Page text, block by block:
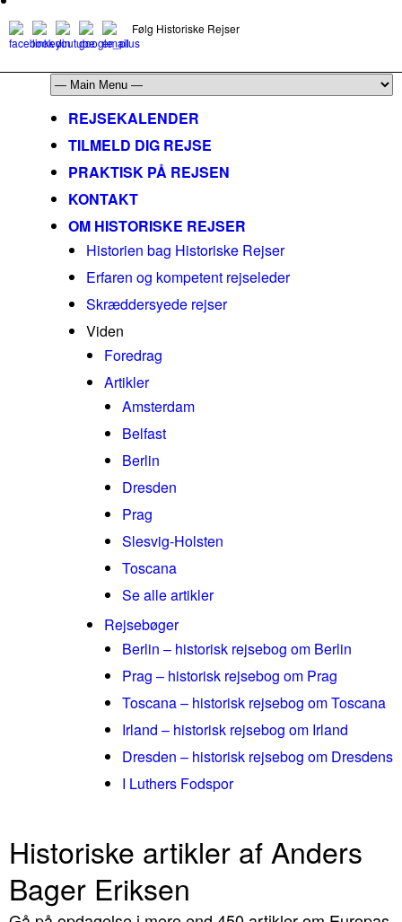
Følg Historiske Rejser
REJSEKALENDER
TILMELD DIG REJSE
PRAKTISK PÅ REJSEN
KONTAKT
OM HISTORISKE REJSER
Historien bag Historiske Rejser
Erfaren og kompetent rejseleder
Skræddersyede rejser
Viden
Foredrag
Artikler
Amsterdam
Belfast
Berlin
Dresden
Prag
Slesvig-Holsten
Toscana
Se alle artikler
Rejsebøger
Berlin – historisk rejsebog om Berlin
Prag – historisk rejsebog om Prag
Toscana – historisk rejsebog om Toscana
Irland – historisk rejsebog om Irland
Dresden – historisk rejsebog om Dresdens
I Luthers Fodspor
Historiske artikler af Anders
Bager Eriksen